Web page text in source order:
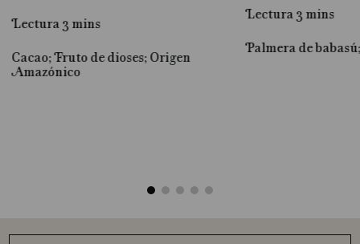
Lectura 3 mins
Cacao; Fruto de dioses; Origen
Amazónico
Lectura 3 mins
Palmera de